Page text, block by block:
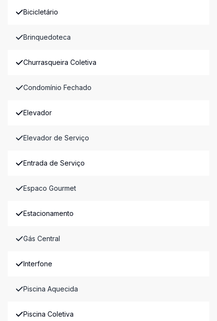
Bicicletário
Brinquedoteca
Churrasqueira Coletiva
Condomínio Fechado
Elevador
Elevador de Serviço
Entrada de Serviço
Espaco Gourmet
Estacionamento
Gás Central
Interfone
Piscina Aquecida
Piscina Coletiva